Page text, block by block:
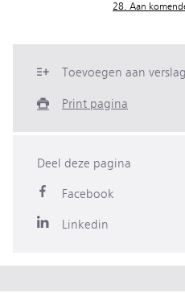
28. Aan
Toevoegen aan verslag
Print pagina
Deel deze pagina
Facebook
Linkedin